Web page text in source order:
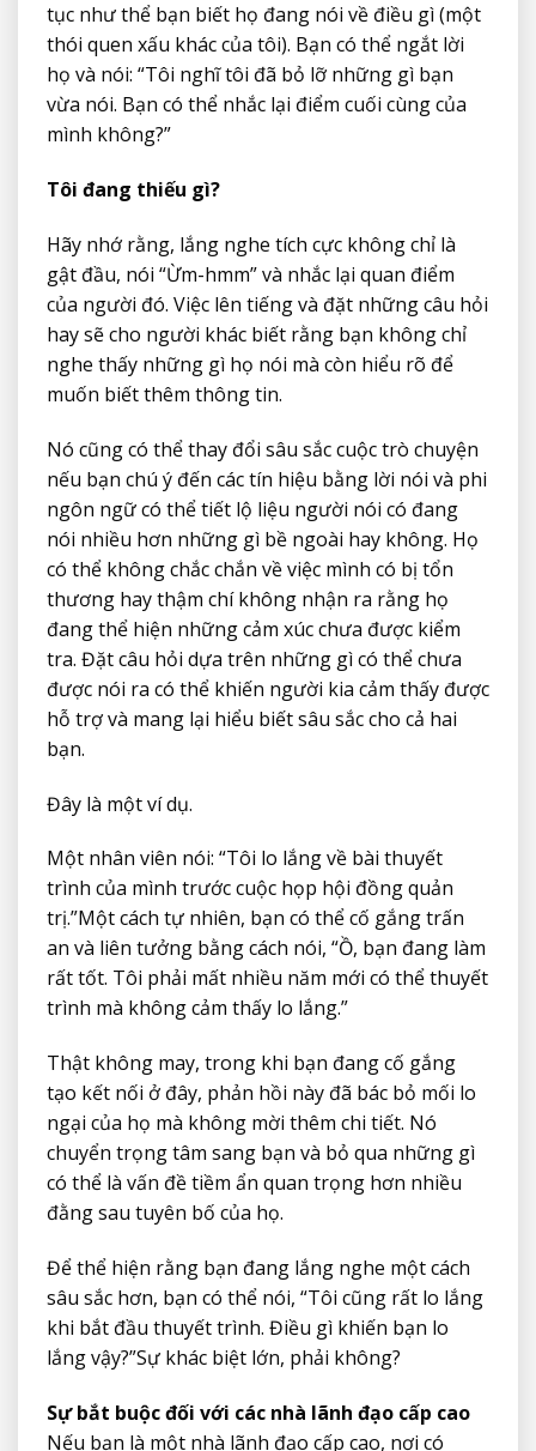
tục như thể bạn biết họ đang nói về điều gì (một
thói quen xấu khác của tôi). Bạn có thể ngắt lời
họ và nói: “Tôi nghĩ tôi đã bỏ lỡ những gì bạn
vừa nói. Bạn có thể nhắc lại điểm cuối cùng của
mình không?”
Tôi đang thiếu gì?
Hãy nhớ rằng, lắng nghe tích cực không chỉ là
gật đầu, nói “Ừm-hmm” và nhắc lại quan điểm
của người đó. Việc lên tiếng và đặt những câu hỏi
hay sẽ cho người khác biết rằng bạn không chỉ
nghe thấy những gì họ nói mà còn hiểu rõ để
muốn biết thêm thông tin.
Nó cũng có thể thay đổi sâu sắc cuộc trò chuyện
nếu bạn chú ý đến các tín hiệu bằng lời nói và phi
ngôn ngữ có thể tiết lộ liệu người nói có đang
nói nhiều hơn những gì bề ngoài hay không. Họ
có thể không chắc chắn về việc mình có bị tổn
thương hay thậm chí không nhận ra rằng họ
đang thể hiện những cảm xúc chưa được kiểm
tra. Đặt câu hỏi dựa trên những gì có thể chưa
được nói ra có thể khiến người kia cảm thấy được
hỗ trợ và mang lại hiểu biết sâu sắc cho cả hai
bạn.
Đây là một ví dụ.
Một nhân viên nói: “Tôi lo lắng về bài thuyết
trình của mình trước cuộc họp hội đồng quản
trị.”Một cách tự nhiên, bạn có thể cố gắng trấn
an và liên tưởng bằng cách nói, “Ồ, bạn đang làm
rất tốt. Tôi phải mất nhiều năm mới có thể thuyết
trình mà không cảm thấy lo lắng.”
Thật không may, trong khi bạn đang cố gắng
tạo kết nối ở đây, phản hồi này đã bác bỏ mối lo
ngại của họ mà không mời thêm chi tiết. Nó
chuyển trọng tâm sang bạn và bỏ qua những gì
có thể là vấn đề tiềm ẩn quan trọng hơn nhiều
đằng sau tuyên bố của họ.
Để thể hiện rằng bạn đang lắng nghe một cách
sâu sắc hơn, bạn có thể nói, “Tôi cũng rất lo lắng
khi bắt đầu thuyết trình. Điều gì khiến bạn lo
lắng vậy?”Sự khác biệt lớn, phải không?
Sự bắt buộc đối với các nhà lãnh đạo cấp cao
Nếu bạn là một nhà lãnh đạo cấp cao, nơi có